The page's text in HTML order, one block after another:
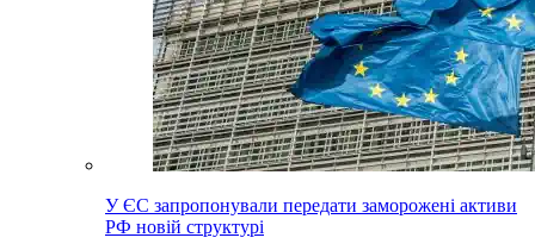
У ЄС запропонували передати заморожені активи
РФ новій структурі